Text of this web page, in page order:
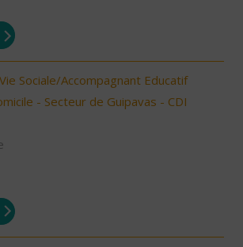
Sociale/Accompagnant Educatif
- Secteur de Guipavas - CDI